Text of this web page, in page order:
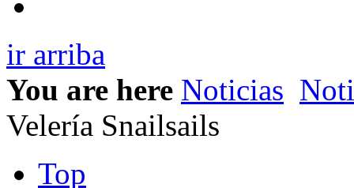
ir arriba
You are here Noticias
Velería Snailsails
Top